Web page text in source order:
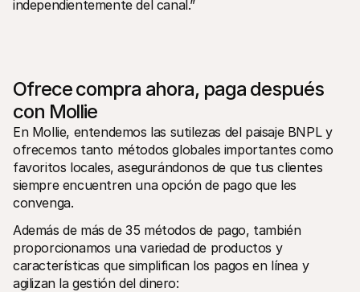
independientemente del canal.”
Ofrece compra ahora, paga después
con Mollie
En Mollie, entendemos las sutilezas del paisaje BNPL y
ofrecemos tanto métodos globales importantes como
favoritos locales, asegurándonos de que tus clientes
siempre encuentren una opción de pago que les
convenga.
Además de más de 35 métodos de pago, también
proporcionamos una variedad de productos y
características que simplifican los pagos en línea y
agilizan la gestión del dinero: